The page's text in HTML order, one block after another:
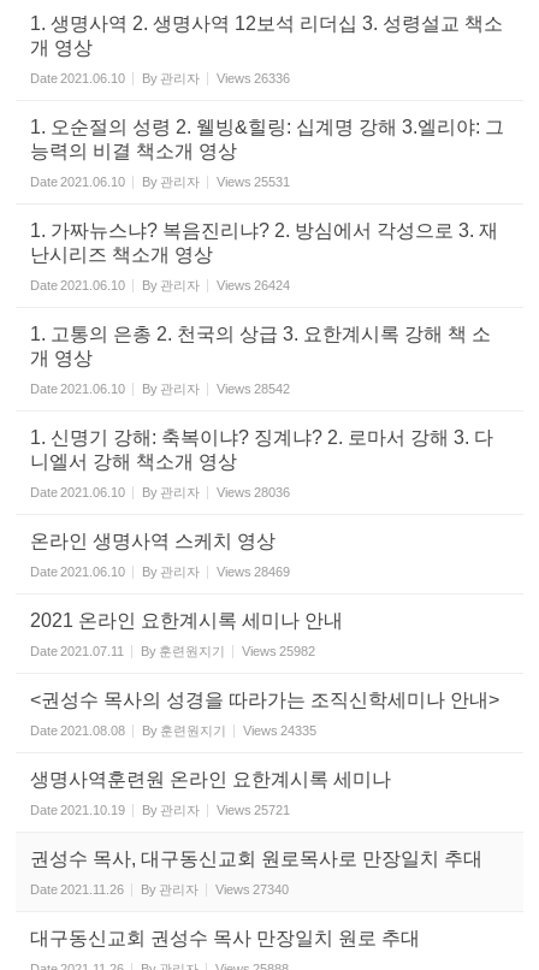
1. 생명사역 2. 생명사역 12보석 리더십 3. 성령설교 책소
개 영상
Date 2021.06.10 By 관리자 Views 26336
1. 오순절의 성령 2. 웰빙&힐링: 십계명 강해 3.엘리야: 그
능력의 비결 책소개 영상
Date 2021.06.10 By 관리자 Views 25531
1. 가짜뉴스냐? 복음진리냐? 2. 방심에서 각성으로 3. 재
난시리즈 책소개 영상
Date 2021.06.10 By 관리자 Views 26424
1. 고통의 은총 2. 천국의 상급 3. 요한계시록 강해 책 소
개 영상
Date 2021.06.10 By 관리자 Views 28542
1. 신명기 강해: 축복이냐? 징계냐? 2. 로마서 강해 3. 다
니엘서 강해 책소개 영상
Date 2021.06.10 By 관리자 Views 28036
온라인 생명사역 스케치 영상
Date 2021.06.10 By 관리자 Views 28469
2021 온라인 요한계시록 세미나 안내
Date 2021.07.11 By 훈련원지기 Views 25982
<권성수 목사의 성경을 따라가는 조직신학세미나 안내>
Date 2021.08.08 By 훈련원지기 Views 24335
생명사역훈련원 온라인 요한계시록 세미나
Date 2021.10.19 By 관리자 Views 25721
권성수 목사, 대구동신교회 원로목사로 만장일치 추대
Date 2021.11.26 By 관리자 Views 27340
대구동신교회 권성수 목사 만장일치 원로 추대